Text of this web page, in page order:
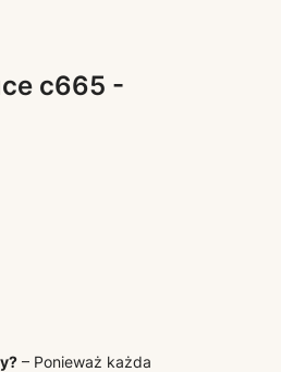
c665 -
– Ponieważ każda